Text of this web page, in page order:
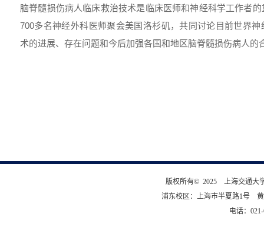
版权所有© 2025 上海交通大
浦东校区：上海市半夏路1号
电话：
脑脊髓损伤病人临床救治技术是临床医师和神经科学工作者
700多名神经外科医师聚会美国洛杉矶，共同讨论目前世界
术的进展、存在问题和今后加强各国和地区脑脊髓损伤病人的